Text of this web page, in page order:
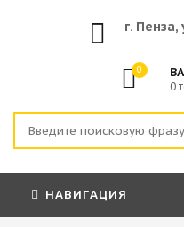
г. Пенза,
0
0
НАВИГАЦИЯ